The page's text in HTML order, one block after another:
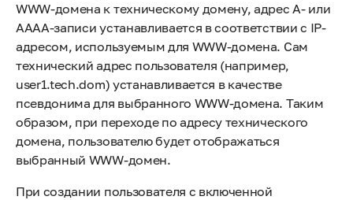
WWW-домена к техническому домену, адрес A- или
AAAA-записи устанавливается в соответствии с IP-
адресом, используемым для WWW-домена. Сам
технический адрес пользователя (например,
user1.tech.dom) устанавливается в качестве
псевдонима для выбранного WWW-домена. Таким
образом, при переходе по адресу технического
домена, пользователю будет отображаться
выбранный WWW-домен.
При создании пользователя с включенной